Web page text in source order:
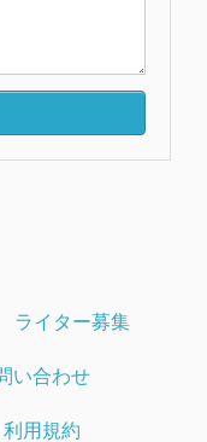
ライター募集
い合わせ
利用規約